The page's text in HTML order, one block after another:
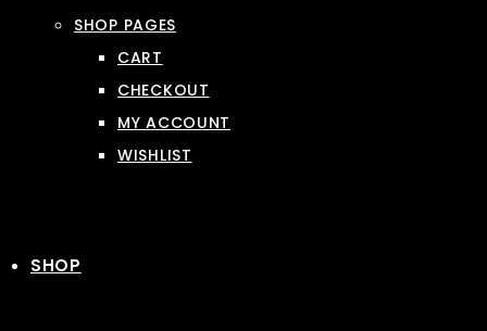
SHOP PAGES
CART
CHECKOUT
MY ACCOUNT
WISHLIST
SHOP